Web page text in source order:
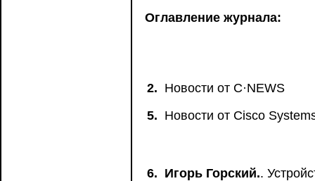
Оглавление журнала:
2. Новости от C·NEWS
5. Новости от Сisco
6. Игорь Горский..